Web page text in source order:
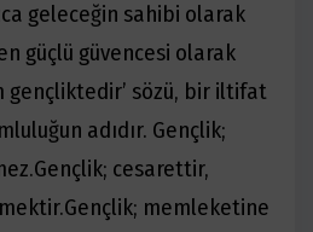
geleceğin sahibi olarak
güçlü güvencesi olarak
gençliktedir’ sözü, bir iltifat
un ad ıdır. Gençlik;
Gençlik; cesarettir,
Gençlik; memleketine